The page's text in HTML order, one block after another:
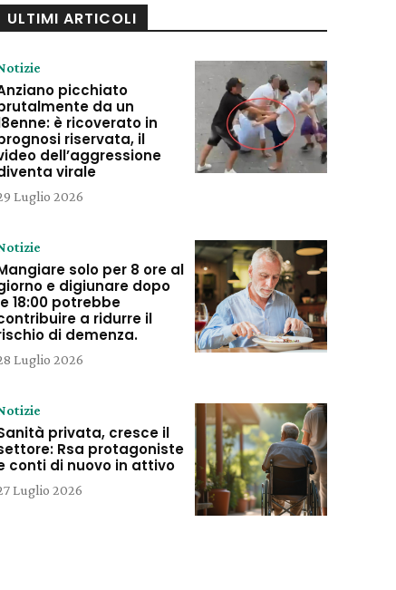
ULTIMI ARTICOLI
picchiato
da un
è ricoverato in
riservata, il
dell’aggressione
virale
Luglio 2026
solo per 8 ore al
e digiunare dopo
18:00 potrebbe
a ridurre il
di demenza.
Luglio 2026
privata, cresce il
Rsa protagoniste
conti di nuovo in attivo
Luglio 2026